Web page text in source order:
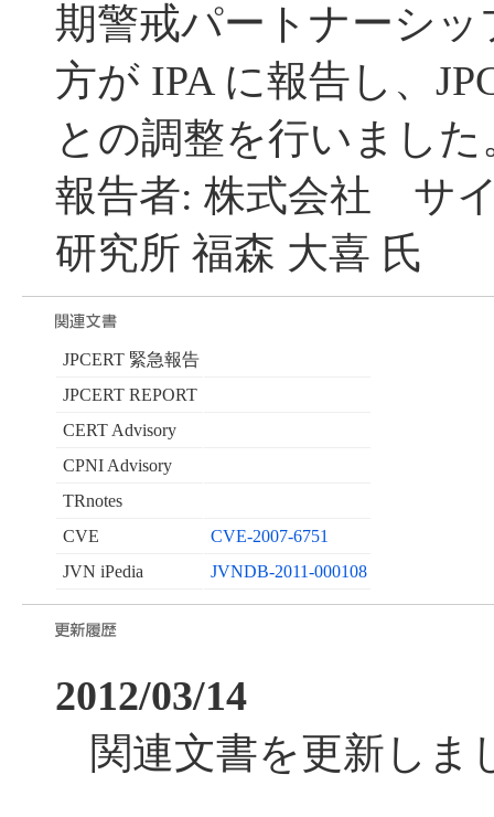
期警戒パートナーシ
方が IPA に報告し、
との調整を行いました
報告者: 株式会社 サ
研究所 福森 大喜 氏
JPCERT 緊急報告
JPCERT REPORT
CERT Advisory
CPNI Advisory
TRnotes
CVE
CVE-2007-6751
JVN iPedia
JVNDB-2011-000108
2012/03/14
関連文書を更新しま